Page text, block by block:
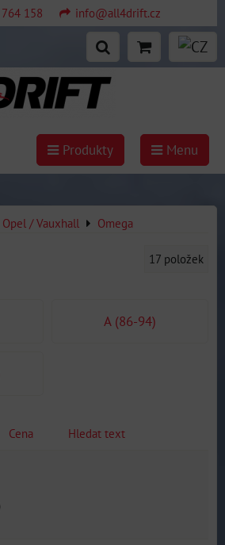
158 info@all4drift.cz
Produkty Menu
Opel / Vauxhall Omega
17 položek
A (86-94)
Cena Hledat text